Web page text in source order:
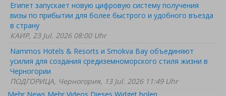
Египет запускает новую цифровую систему получения
визы по прибытии для более быстрого и удобного въезда
в страну
КАИР, 23 Jul. 2026 08:00 Uhr
Nammos Hotels & Resorts и Smokva Bay объединяют
усилия для создания средиземноморского стиля жизни в
Черногории
ПОДГОРИЦА, Черногория, 13 Jul. 2026 11:49 Uhr